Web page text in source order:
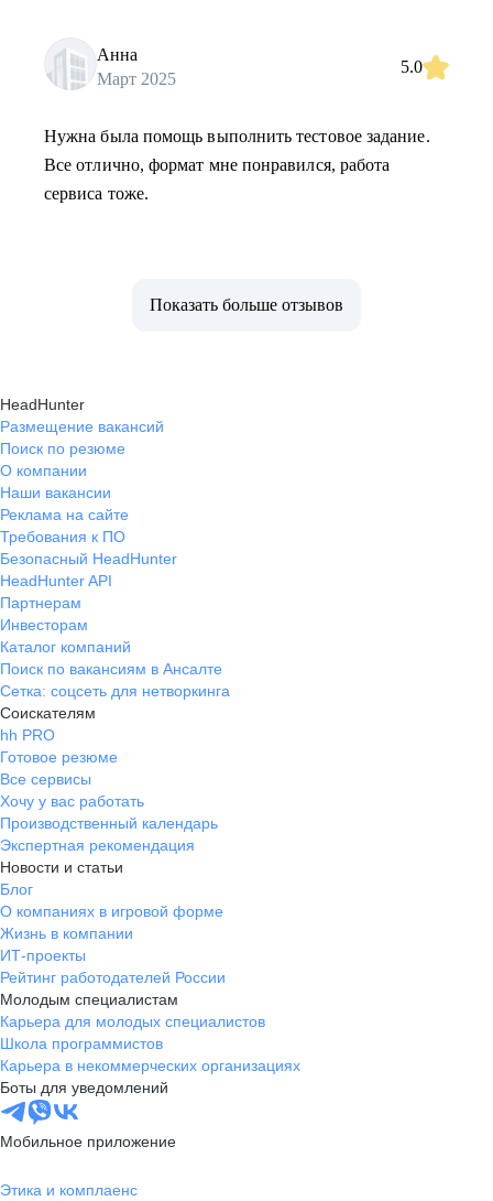
Анна
Март 2025
5.0
Нужна была помощь выполнить тестовое задание.
Все отлично, формат мне понравился, работа
сервиса тоже.
Показать больше отзывов
HeadHunter
Размещение вакансий
Поиск по резюме
О компании
Наши вакансии
Реклама на сайте
Требования к ПО
Безопасный HeadHunter
HeadHunter API
Партнерам
Инвесторам
Каталог компаний
Поиск по вакансиям в Ансалте
Сетка: соцсеть для нетворкинга
Соискателям
hh PRO
Готовое резюме
Все сервисы
Хочу у вас работать
Производственный календарь
Экспертная рекомендация
Новости и статьи
Блог
О компаниях в игровой форме
Жизнь в компании
ИТ-проекты
Рейтинг работодателей России
Молодым специалистам
Карьера для молодых специалистов
Школа программистов
Карьера в некоммерческих организациях
Боты для уведомлений
Мобильное приложение
Этика и комплаенс